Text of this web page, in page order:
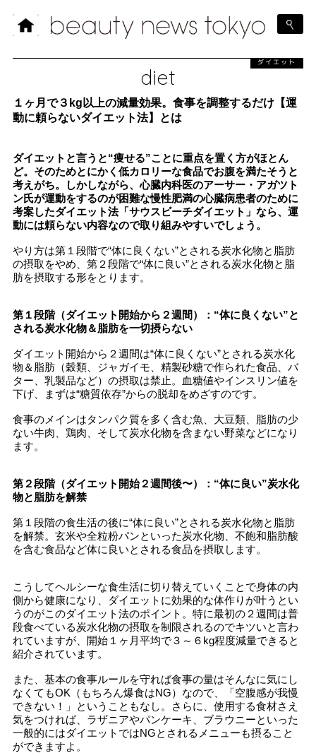
diet
ダイエット
１ヶ月で３kg以上の減量効果。食事を調整するだけ【運
動に頼らないダイエット法】とは
ダイエットと言うと“痩せる”ことに重点を置く方がほとん
ど。そのためとにかく低カロリーな食品でお腹を満たそうと
考えがち。しかしながら、心臓内科医のアーサー・アガツト
ン氏が運動をするのが困難な慢性肥満の心臓病患者のために
考案したダイエット法「サウスビーチダイエット」なら、運
動には頼らない内容なので取り組みやすいでしょう。
やり方は第１段階で“体に良くない”とされる炭水化物と脂肪
の摂取をやめ、第２段階で“体に良い”とされる炭水化物と脂
肪を摂取する形をとります。
第１段階（ダイエット開始から２週間）：“体に良くない”と
される炭水化物＆脂肪を一切摂らない
ダイエット開始から２週間は“体に良くない”とされる炭水化
物＆脂肪（穀類、ジャガイモ、精製砂糖で作られた食品、バ
ター、乳製品など）の摂取は禁止。血糖値やインスリン値を
下げ、まずは“糖質依存”からの脱却をめざすのです。
食事のメインはタンパク質を多く含む魚、大豆類、脂肪の少
ない牛肉、鶏肉、そして炭水化物を含まない野菜などになり
ます。
第２段階（ダイエット開始２週間後〜）：“体に良い”炭水化
物と脂肪を解禁
第１段階の食生活の後に“体に良い”とされる炭水化物と脂肪
を解禁。玄米や全粒粉パンといった炭水化物、不飽和脂肪酸
を含む食品など体に良いとされる食品を摂取します。
こうしてヘルシーな食生活に切り替えていくことで身体の内
側から健康になり、ダイエットに効果的な体作りが叶うとい
うのがこのダイエット法のポイント。特に最初の２週間は普
段食べている炭水化物の摂取を制限されるのでキツいと言わ
れていますが、開始１ヶ月平均で３～６kg程度減量できると
紹介されています。
また、基本の食事ルールを守れば食事の量はそんなに気にし
なくてもOK（もちろん爆食はNG）なので、「空腹感が我慢
できない！」ということもなし。さらに、使用する食材さえ
気をつければ、ラザニアやパンケーキ、ブラウニーといった
一般的にはダイエットではNGとされるメニューも摂ること
ができますよ。